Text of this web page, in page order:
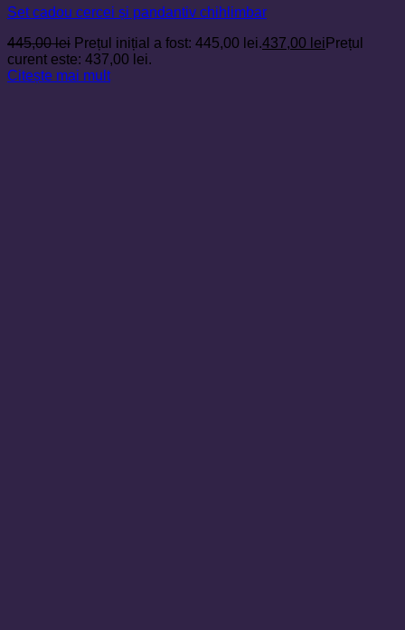
Set cadou cercei și pandantiv chihlimbar
445,00lei Prețul inițial a fost: 445,00 lei.437,00 lei Prețul
curent este: 437,00 lei.
Citește mai mult